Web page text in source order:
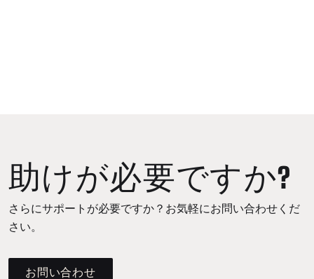
助けが必要ですか?
さらにサポートが必要ですか？お気軽にお問い合わせくだ
さい。
お問い合わせ